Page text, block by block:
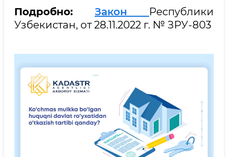
Подробно: Закон Республики
Узбекистан, от 28.11.2022 г. № ЗРУ-803